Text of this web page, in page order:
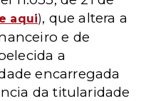
aqui), que altera a
e de
a
encarregada
da titularidade